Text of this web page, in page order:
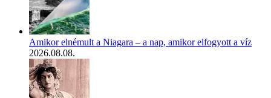
Amikor elnémult a Niagara – a nap, amikor elfogyott a víz
2026.08.08.